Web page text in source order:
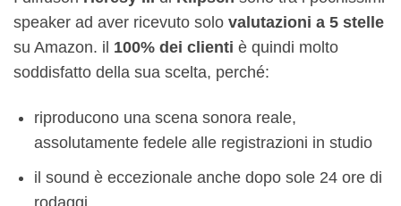
speaker ad aver ricevuto solo valutazioni a 5 stelle
su Amazon. il 100% dei clienti è quindi molto
soddisfatto della sua scelta, perché:
riproducono una scena sonora reale,
assolutamente fedele alle registrazioni in studio
il sound è eccezionale anche dopo sole 24 ore di
rodaggi